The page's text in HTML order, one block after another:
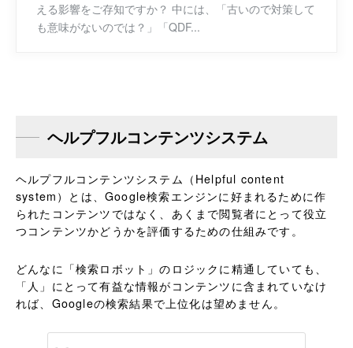
える影響をご存知ですか？ 中には、「古いので対策して
も意味がないのでは？」「QDF...
ヘルプフルコンテンツシステム
ヘルプフルコンテンツシステム（Helpful content
system）とは、Google検索エンジンに好まれるために作
られたコンテンツではなく、あくまで閲覧者にとって役立
つコンテンツかどうかを評価するための仕組みです。
どんなに「検索ロボット」のロジックに精通していても、
「人」にとって有益な情報がコンテンツに含まれていなけ
れば、Googleの検索結果で上位化は望めません。